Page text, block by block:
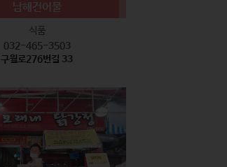
남해건어물
식품
032-465-3503
구월로276번길 33